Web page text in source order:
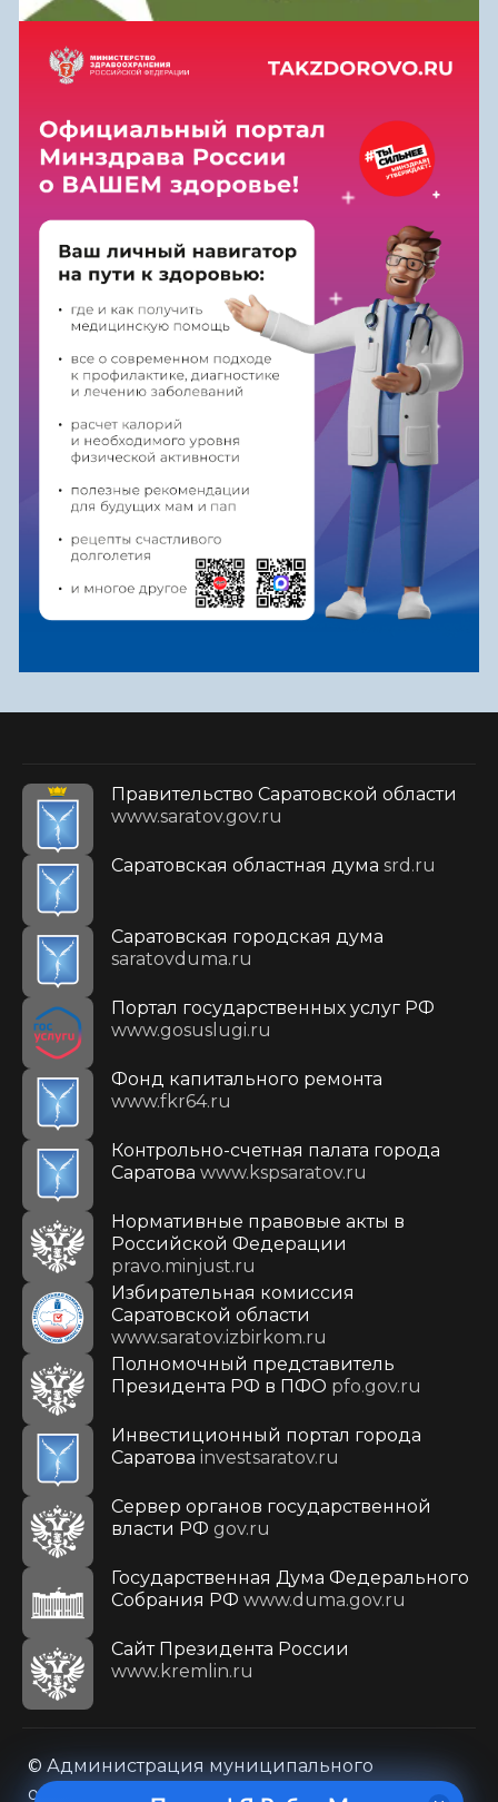
Правительство Саратовской области
www.saratov.gov.ru
Саратовская областная дума srd.ru
Саратовская городская дума
saratovduma.ru
Портал государственных услуг РФ
www.gosuslugi.ru
Фонд капитального ремонта
www.fkr64.ru
Контрольно-счетная палата города
Саратова www.kspsaratov.ru
Нормативные правовые акты в
Российской Федерации
pravo.minjust.ru
Избирательная комиссия
Саратовской области
www.saratov.izbirkom.ru
Полномочный представитель
Президента РФ в ПФО pfo.gov.ru
Инвестиционный портал города
Саратова investsaratov.ru
Сервер органов государственной
власти РФ gov.ru
Государственная Дума Федерального
Собрания РФ www.duma.gov.ru
Cайт Президента России
www.kremlin.ru
© Администрация муниципального
образования городского округа «Город